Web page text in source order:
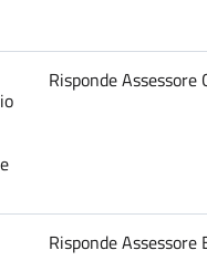
Risponde
Risponde Assessore